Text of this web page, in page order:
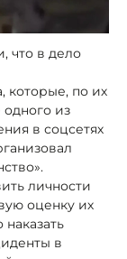
что в дело
которые, по их
из
в соцсетях
личности
оценку их
в